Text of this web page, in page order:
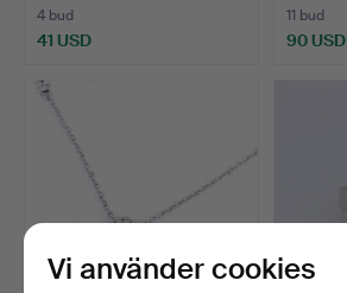
4 bud
41 USD
11 bud
90 USD
Vi använder cookies